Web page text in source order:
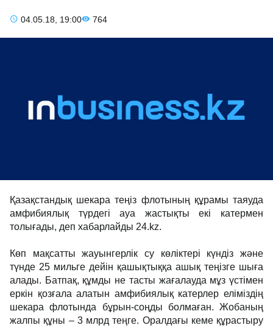
04.05.18, 19:00 764
Қазақстандық шекара теңіз флотының құрамы таяуда
амфибиялық түрдегі ауа жастықты екі катермен
толығады, деп хабарлайды 24.kz.
Көп мақсатты жауынгерлік су көліктері күндіз және
түнде 25 мильге дейін қашықтыққа ашық теңізге шыға
алады. Батпақ, құмды не тасты жағалауда мұз үстімен
еркін қозғала алатын амфибиялық катерлер еліміздің
шекара флотында бұрын-соңды болмаған. Жобаның
жалпы құны – 3 млрд теңге. Оралдағы кеме құрастыру